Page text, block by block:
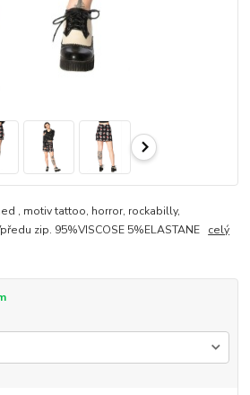
, motiv tattoo, horror, rockabilly,
zip. 95%VISCOSE 5%ELASTANE celý